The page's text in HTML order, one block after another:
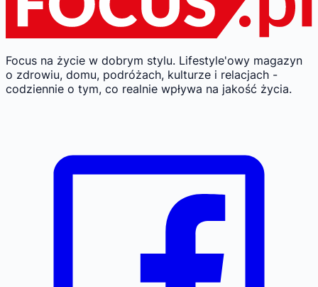
Focus na życie w dobrym stylu. Lifestyle'owy magazyn
o zdrowiu, domu, podróżach, kulturze i relacjach -
codziennie o tym, co realnie wpływa na jakość życia.